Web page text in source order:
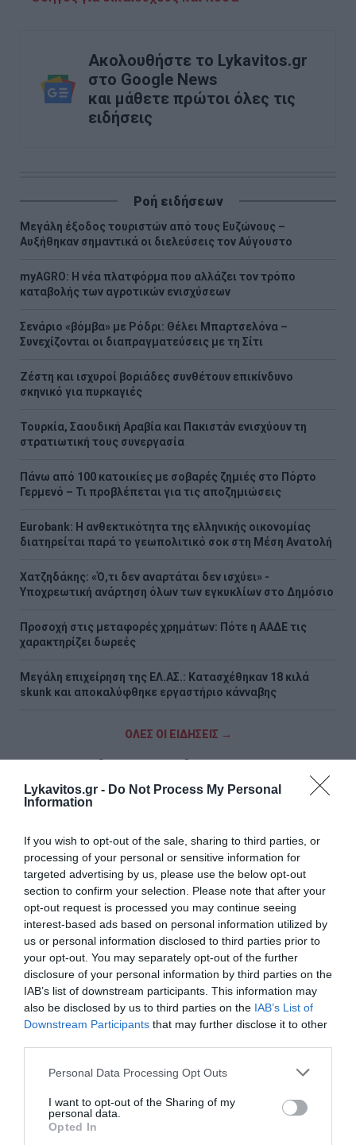
Lykavitos.gr - Do Not Process My Personal
Information
If you wish to opt-out of the sale, sharing to third parties, or
processing of your personal or sensitive information for
targeted advertising by us, please use the below opt-out
section to confirm your selection. Please note that after your
opt-out request is processed you may continue seeing
interest-based ads based on personal information utilized by
us or personal information disclosed to third parties prior to
your opt-out. You may separately opt-out of the further
disclosure of your personal information by third parties on the
IAB’s list of downstream participants. This information may
also be disclosed by us to third parties on the IAB’s List of
Downstream Participants that may further disclose it to other
Please note that this website/app uses one or more Google
not limited to your visit or usage behaviour. You may click to
grant or deny consent to Google and its third-party tags to
use your data for below specified purposes in below Google
Personal Data Processing Opt Outs
I want to opt-out of the Sharing of my
personal data.
Opted In
Ακολουθήστε το Lykavitos.gr
στο Google News
και μάθετε πρώτοι όλες τις
ειδήσεις
Ροή ειδήσεων
Μεγάλη έξοδος τουριστών από τους Ευζώνους –
Αυξήθηκαν σημαντικά οι διελεύσεις τον Αύγουστο
myAGRO: Η νέα πλατφόρμα που αλλάζει τον τρόπο
καταβολής των αγροτικών ενισχύσεων
Σενάριο «βόμβα» με Ρόδρι: Θέλει Μπαρτσελόνα –
Συνεχίζονται οι διαπραγματεύσεις με τη Σίτι
Ζέστη και ισχυροί βοριάδες συνθέτουν επικίνδυνο
σκηνικό για πυρκαγιές
Τουρκία, Σαουδική Αραβία και Πακιστάν ενισχύουν τη
στρατιωτική τους συνεργασία
Πάνω από 100 κατοικίες με σοβαρές ζημιές στο Πόρτο
Γερμενό – Τι προβλέπεται για τις αποζημιώσεις
Eurobank: Η ανθεκτικότητα της ελληνικής οικονομίας
διατηρείται παρά το γεωπολιτικό σοκ στη Μέση Ανατολή
Χατζηδάκης: «Ό,τι δεν αναρτάται δεν ισχύει» -
Υποχρεωτική ανάρτηση όλων των εγκυκλίων στο Δημόσιο
Προσοχή στις μεταφορές χρημάτων: Πότε η ΑΑΔΕ τις
χαρακτηρίζει δωρεές
Μεγάλη επιχείρηση της ΕΛ.ΑΣ.: Κατασχέθηκαν 18 κιλά
skunk και αποκαλύφθηκε εργαστήριο κάνναβης
ΟΛΕΣ ΟΙ ΕΙΔΗΣΕΙΣ →
«Τουρισμός για Όλους»: Ξεκίνησαν οι αιτήσεις
«Τουρισμός για Όλους 2026-2027». Οι αιτήσεις για το
Τουρισμός για Όλους Οι αιτήσεις μπορούν να